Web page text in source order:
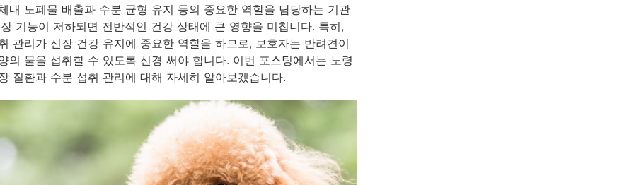
내 노폐물 배출과 수분 균형 유지 등의 중요한 역할을 담당하는 기관
기능이 저하되면 전반적인 건강 상태에 큰 영향을 미칩니다. 특히,
관리가 신장 건강 유지에 중요한 역할을 하므로, 보호자는 반려견이
의 물을 섭취할 수 있도록 신경 써야 합니다. 이번 포스팅에서는 노령
질환과 수분 섭취 관리에 대해 자세히 알아보겠습니다.